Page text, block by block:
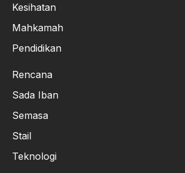
Kesihatan
Mahkamah
Pendidikan
Rencana
Sada Iban
Semasa
Stail
Teknologi